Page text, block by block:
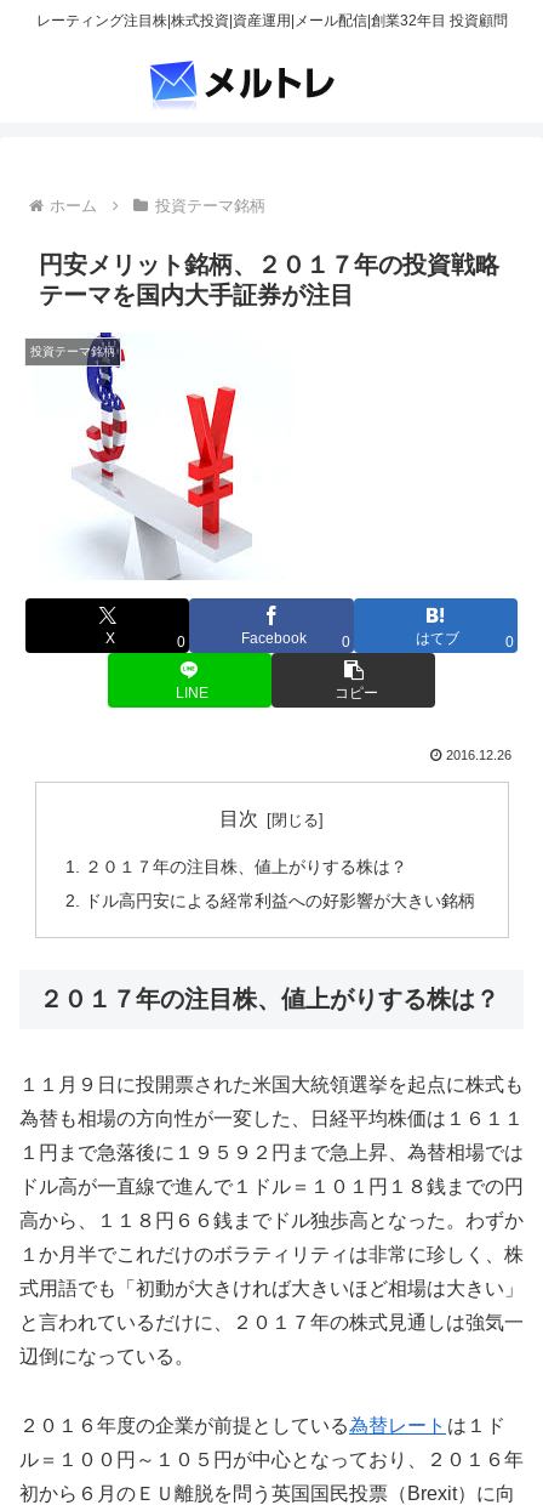
レーティング注目株|株式投資|資産運用|メール配信|創業32年目 投資顧問
ホーム 投資テーマ銘柄
円安メリット銘柄、２０１７年の投資戦略
テーマを国内大手証券が注目
投資テーマ銘柄
X 0 Facebook 0 はてブ 0
LINE コピー
2016.12.26
目次
２０１７年の注目株、値上がりする株は？
ドル高円安による経常利益への好影響が大きい銘柄
２０１７年の注目株、値上がりする株は？
１１月９日に投開票された米国大統領選挙を起点に株式も
為替も相場の方向性が一変した、日経平均株価は１６１１
１円まで急落後に１９５９２円まで急上昇、為替相場では
ドル高が一直線で進んで１ドル＝１０１円１８銭までの円
高から、１１８円６６銭までドル独歩高となった。わずか
１か月半でこれだけのボラティリティは非常に珍しく、株
式用語でも「初動が大きければ大きいほど相場は大きい」
と言われているだけに、２０１７年の株式見通しは強気一
辺倒になっている。
２０１６年度の企業が前提としている為替レート は１ド
ル＝１００円～１０５円が中心となっており、２０１６年
初から６月のＥＵ離脱を問う英国国民投票（Brexit）に向